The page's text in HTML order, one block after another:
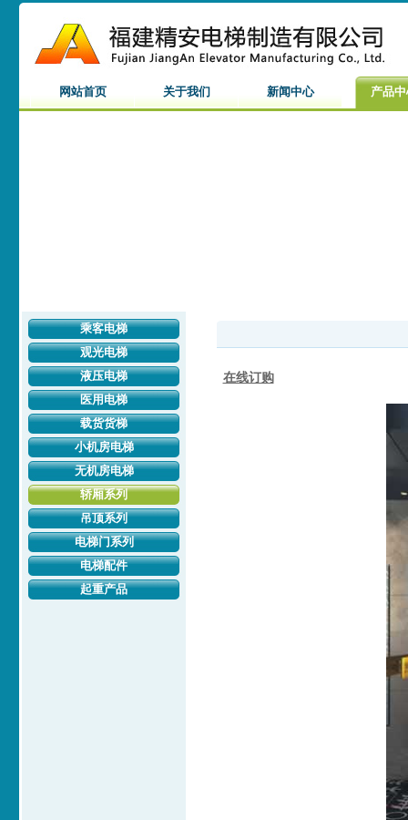
网站首页 关于我们 新闻中心 产品
乘客电梯
观光电梯
液压电梯
医用电梯
载货货梯
小机房电梯
无机房电梯
轿厢系列
吊顶系列
电梯门系列
电梯配件
起重产品
在线订购